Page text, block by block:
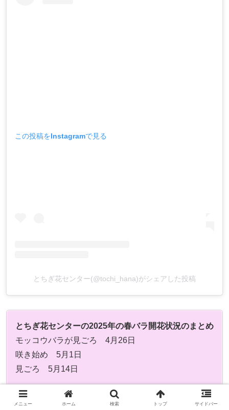
この投稿をInstagramで見る
とちぎ花センター(@tochi_hana)がシェアした投稿
とちぎ花センターの2025年の春バラ開花状況のまとめ
モッコウバラが見ごろ 4月26日
咲き始め 5月1日
見ごろ 5月14日
ローズフェスタ
メニュー ホーム 検索 トップ サイドバー